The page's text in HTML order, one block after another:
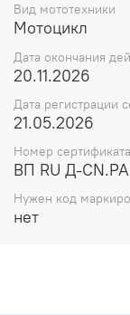
Вид мототехники
Мотоцикл
Дата окончания
20.11.2026
Дата регистрации
21.05.2026
Номер
ВП RU Д-
Нужен код
нет